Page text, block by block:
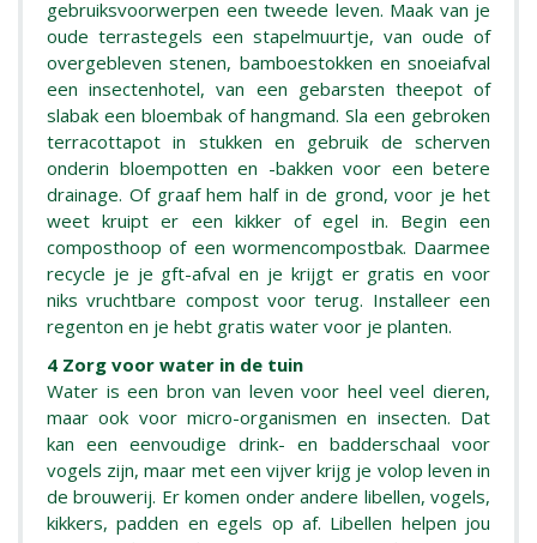
gebruiksvoorwerpen een tweede leven. Maak van je
oude terrastegels een stapelmuurtje, van oude of
overgebleven stenen, bamboestokken en snoeiafval
een insectenhotel, van een gebarsten theepot of
slabak een bloembak of hangmand. Sla een gebroken
terracottapot in stukken en gebruik de scherven
onderin bloempotten en -bakken voor een betere
drainage. Of graaf hem half in de grond, voor je het
weet kruipt er een kikker of egel in. Begin een
composthoop of een wormencompostbak. Daarmee
recycle je je gft-afval en je krijgt er gratis en voor
niks vruchtbare compost voor terug. Installeer een
regenton en je hebt gratis water voor je planten.
4 Zorg voor water in de tuin
Water is een bron van leven voor heel veel dieren,
maar ook voor micro-organismen en insecten. Dat
kan een eenvoudige drink- en badderschaal voor
vogels zijn, maar met een vijver krijg je volop leven in
de brouwerij. Er komen onder andere libellen, vogels,
kikkers, padden en egels op af. Libellen helpen jou